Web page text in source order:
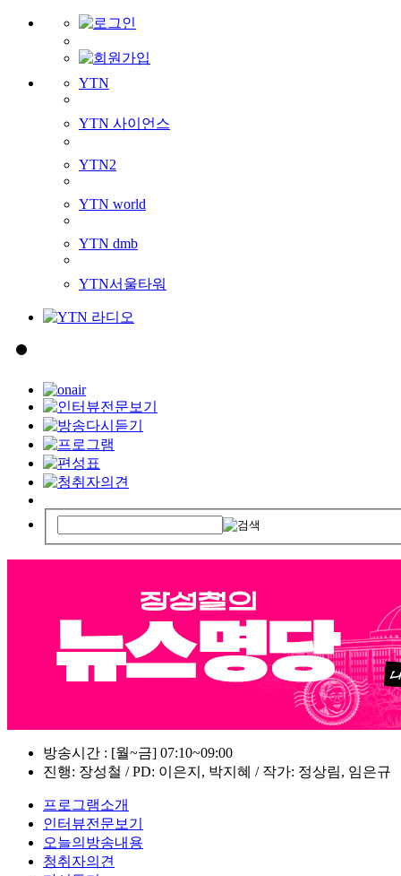
YTN
YTN 사이언스
YTN2
YTN world
YTN dmb
YTN서울타워
방송시간 : [월~금] 07:10~09:00
진행: 장성철 / PD: 이은지, 박지혜 / 작가: 정상림, 임은규
프로그램소개
인터뷰전문보기
오늘의방송내용
청취자의견